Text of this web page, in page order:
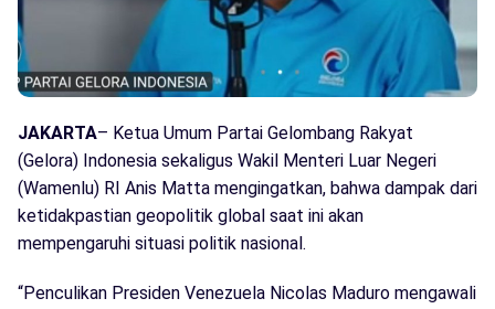
JAKARTA– Ketua Umum Partai Gelombang Rakyat
(Gelora) Indonesia sekaligus Wakil Menteri Luar Negeri
(Wamenlu) RI Anis Matta mengingatkan, bahwa dampak dari
ketidakpastian geopolitik global saat ini akan
mempengaruhi situasi politik nasional.
“Penculikan Presiden Venezuela Nicolas Maduro mengawali